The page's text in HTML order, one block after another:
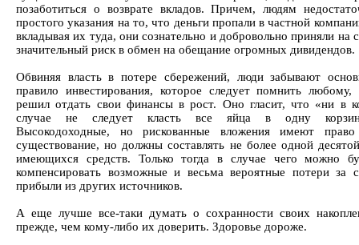
позаботиться о возврате вкладов. Причем, людям
простого указания на то, что деньги пропали в частной
вкладывая их туда, они сознательно и добровольно приняли на
значительный риск в обмен на обещание огромных дивидендов.
Обвиняя власть в потере сбережений, люди забывают
правило инвестирования, которое следует помнить любому,
решил отдать свои финансы в рост. Оно гласит, что «ни в
случае не следует класть все яйца в одну
Высокодоходные, но рискованные вложения имеют
существование, но должны составлять не более одной
имеющихся средств. Только тогда в случае чего можно
компенсировать возможные и весьма вероятные потери за
прибыли из других источников.
А еще лучше все-таки думать о сохранности своих
прежде, чем кому-либо их доверить. Здоровье дороже.